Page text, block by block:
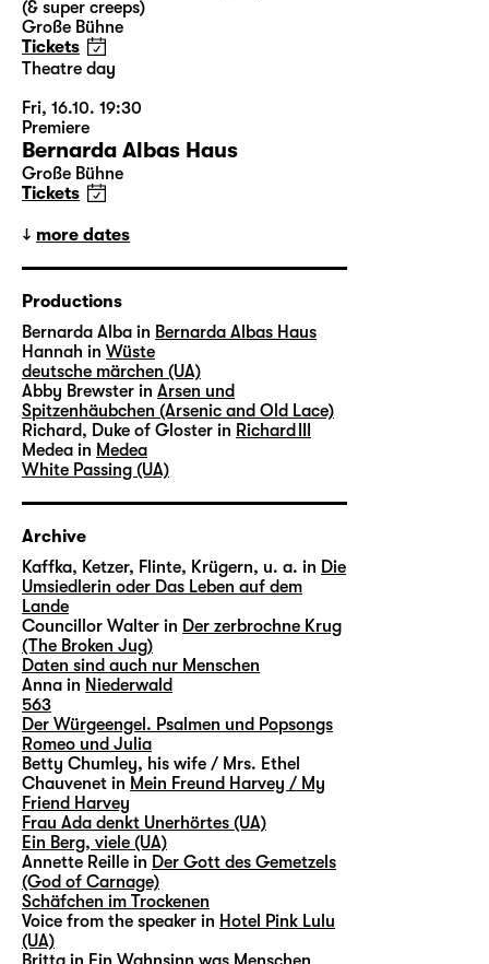
(& super creeps)
Große Bühne
Tickets
Theatre day
Fri, 16.10. 19:30
Premiere
Bernarda Albas Haus
Große Bühne
Tickets
more dates
Productions
Bernarda Alba in Bernarda Albas Haus
Hannah in Wüste
deutsche märchen (UA)
Abby Brewster in Arsen und
Spitzenhäubchen (Arsenic and Old Lace)
Richard, Duke of Gloster in Richard III
Medea in Medea
White Passing (UA)
Archive
Kaffka, Ketzer, Flinte, Krügern, u. a. in Die
Umsiedlerin oder Das Leben auf dem
Lande
Councillor Walter in Der zerbrochne Krug
(The Broken Jug)
Daten sind auch nur Menschen
Anna in Niederwald
563
Der Würgeengel. Psalmen und Popsongs
Romeo und Julia
Betty Chumley, his wife / Mrs. Ethel
Chauvenet in Mein Freund Harvey / My
Friend Harvey
Frau Ada denkt Unerhörtes (UA)
Ein Berg, viele (UA)
Annette Reille in Der Gott des Gemetzels
(God of Carnage)
Schäfchen im Trockenen
Voice from the speaker in Hotel Pink Lulu
(UA)